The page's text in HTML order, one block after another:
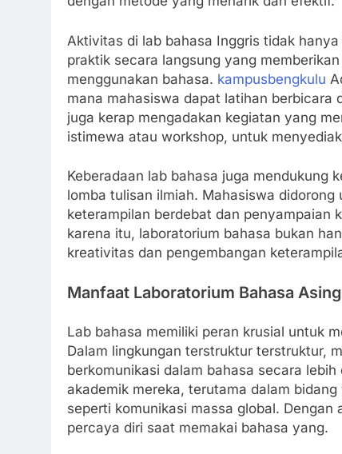
Aktivitas di lab bahasa Inggris tidak
praktik secara langsung yang
menggunakan bahasa. kampusbengkulu
mana mahasiswa dapat latihan berbicara
juga kerap mengadakan kegiatan yang
istimewa atau workshop, untuk
Keberadaan lab bahasa juga mendukung
lomba tulisan ilmiah. Mahasiswa
keterampilan berdebat dan penyampaian
karena itu, laboratorium bahasa bukan
kreativitas dan pengembangan
Manfaat Laboratorium Bahasa
Lab bahasa memiliki peran krusial untuk
Dalam lingkungan terstruktur terstruktur,
berkomunikasi dalam bahasa secara
akademik mereka, terutama dalam
seperti komunikasi massa global.
percaya diri saat memakai bahasa yang.